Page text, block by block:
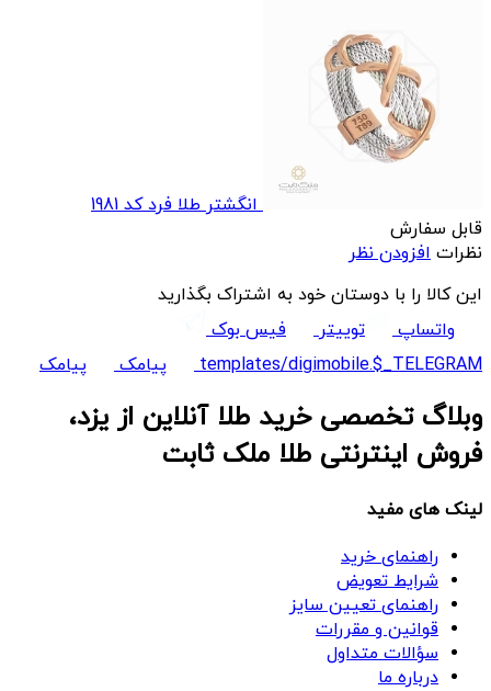
انگشتر طلا فرد کد 1981
قابل سفارش
نظرات افزودن نظر
این کالا را با دوستان خود به اشتراک بگذارید
واتساپ
توییتر
فیس بوک
templates/digimobile.$_TELEGRAM
پیامک پیامک
وبلاگ تخصصی خرید طلا آنلاین از یزد،
فروش اینترنتی طلا ملک ثابت
لینک های مفید
راهنمای خرید
شرایط تعویض
راهنمای تعیین سایز
قوانین و مقررات
سؤالات متداول
درباره ما